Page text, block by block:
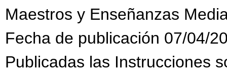
Maestros y Enseñanzas
Fecha de publicación 07/04/
Publicadas las Instrucciones